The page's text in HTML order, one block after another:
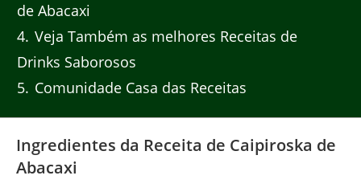
de Abacaxi
4 Veja Também as melhores Receitas de
Drinks Saborosos
5 Comunidade Casa das Receitas
Ingredientes da Receita de Caipiroska de
Abacaxi